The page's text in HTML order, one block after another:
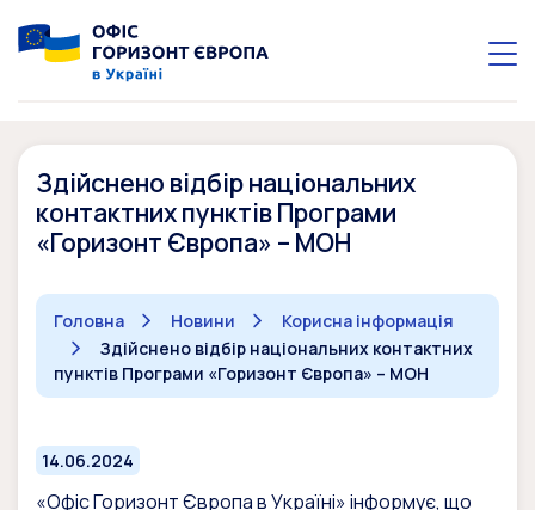
Здійснено відбір національних
контактних пунктів Програми
«Горизонт Європа» – МОН
Головна Новини
Корисна інформація
Здійснено відбір національних контактних
пунктів Програми «Горизонт Європа» – МОН
14.06.2024
«Офіс Горизонт Європа в Україні» інформує, що